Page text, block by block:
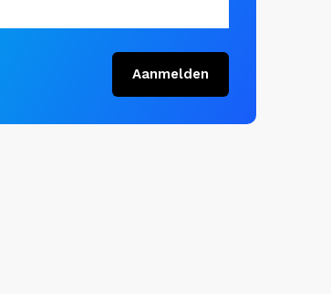
Aanmelden